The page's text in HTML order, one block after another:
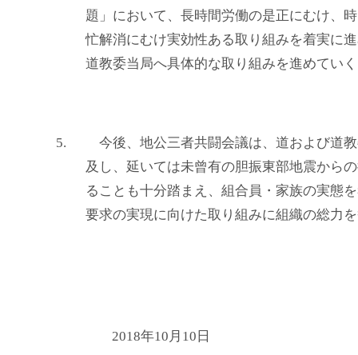
題」において、長時間労働の是正にむけ、
忙解消にむけ実効性ある取り組みを着実に
道教委当局へ具体的な取り組みを進めてい
5.
今後、地公三者共闘会議は、道および道
及し、延いては未曾有の胆振東部地震から
ることも十分踏まえ、組合員・家族の実態
要求の実現に向けた取り組みに組織の総力
2018年10月10日